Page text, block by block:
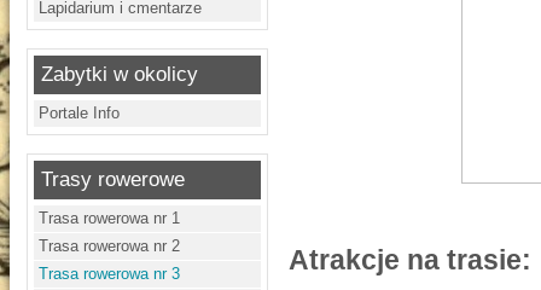
Lapidarium i cmentarze
Zabytki w okolicy
Portale Info
Trasy rowerowe
Trasa rowerowa nr 1
Trasa rowerowa nr 2
Trasa rowerowa nr 3
Atrakcje na trasie: